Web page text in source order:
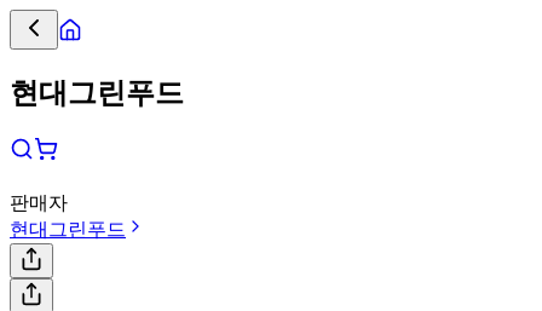
현대그린푸드
판매자
현대그린푸드